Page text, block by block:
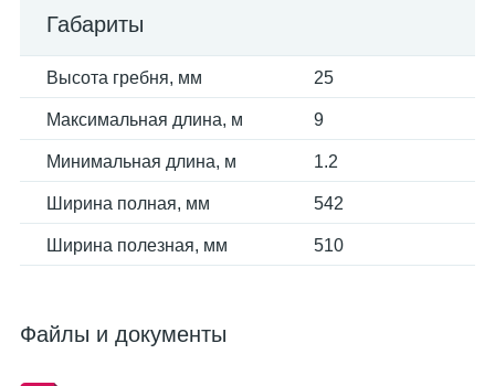
Габариты
Высота гребня, мм 25
Максимальная длина, м 9
Минимальная длина, м 1.2
Ширина полная, мм 542
Ширина полезная, мм 510
Файлы и документы